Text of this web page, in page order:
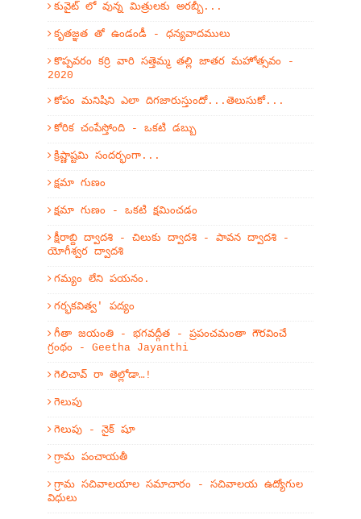
కువైట్ లో వున్న మిత్రులకు అరబ్బీ...
కృతజ్ఞత తో ఉండండీ - ధన్యవాదములు
కొప్పవరం కర్రి వారి సత్తెమ్మ తల్లి జాతర మహోత్సవం -
2020
కోపం మనిషిని ఎలా దిగజారుస్తుందో...తెలుసుకో...
కోరిక చంపేస్తోంది - ఒకటి డబ్బు
క్రిష్ణాష్టమి సందర్భంగా...
క్షమా గుణం
క్షమా గుణం - ఒకటి క్షమించడం
క్షీరాబ్ది ద్వాదశి - చిలుకు ద్వాదశి - పావన ద్వాదశి -
యోగీశ్వర ద్వాదశి
గమ్యం లేని పయనం.
గర్భకవిత్వ' పద్యం
గీతా జయంతి - భగవద్గీత - ప్రపంచమంతా గౌరవించే
గ్రంథం - Geetha Jayanthi
గెలిచావ్ రా తెల్లోడా…!
గెలుపు
గెలుపు - నైక్ షూ
గ్రామ పంచాయతీ
గ్రామ సచివాలయాల సమాచారం - సచివాలయ ఉద్యోగుల
విధులు